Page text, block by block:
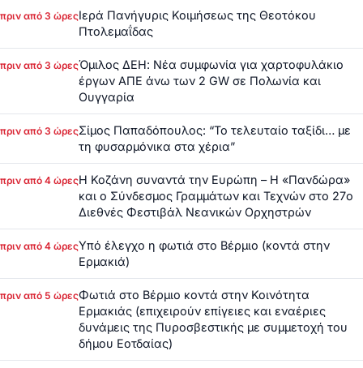
πριν από 3 ώρεςΙερά Πανήγυρις Κοιμήσεως της Θεοτόκου
Πτολεμαΐδας
πριν από 3 ώρεςΌμιλος ΔΕΗ: Νέα συμφωνία για χαρτοφυλάκιο
έργων ΑΠΕ άνω των 2 GW σε Πολωνία και
Ουγγαρία
πριν από 3 ώρεςΣίμος Παπαδόπουλος: “Το τελευταίο ταξίδι… με
τη φυσαρμόνικα στα χέρια”
πριν από 4 ώρεςΗ Κοζάνη συναντά την Ευρώπη – Η «Πανδώρα»
και ο Σύνδεσμος Γραμμάτων και Τεχνών στο 27ο
Διεθνές Φεστιβάλ Νεανικών Ορχηστρών
πριν από 4 ώρεςΥπό έλεγχο η φωτιά στο Βέρμιο (κοντά στην
Ερμακιά)
πριν από 5 ώρεςΦωτιά στο Βέρμιο κοντά στην Κοινότητα
Ερμακιάς (επιχειρούν επίγειες και εναέριες
δυνάμεις της Πυροσβεστικής με συμμετοχή του
δήμου Εοτδαίας)